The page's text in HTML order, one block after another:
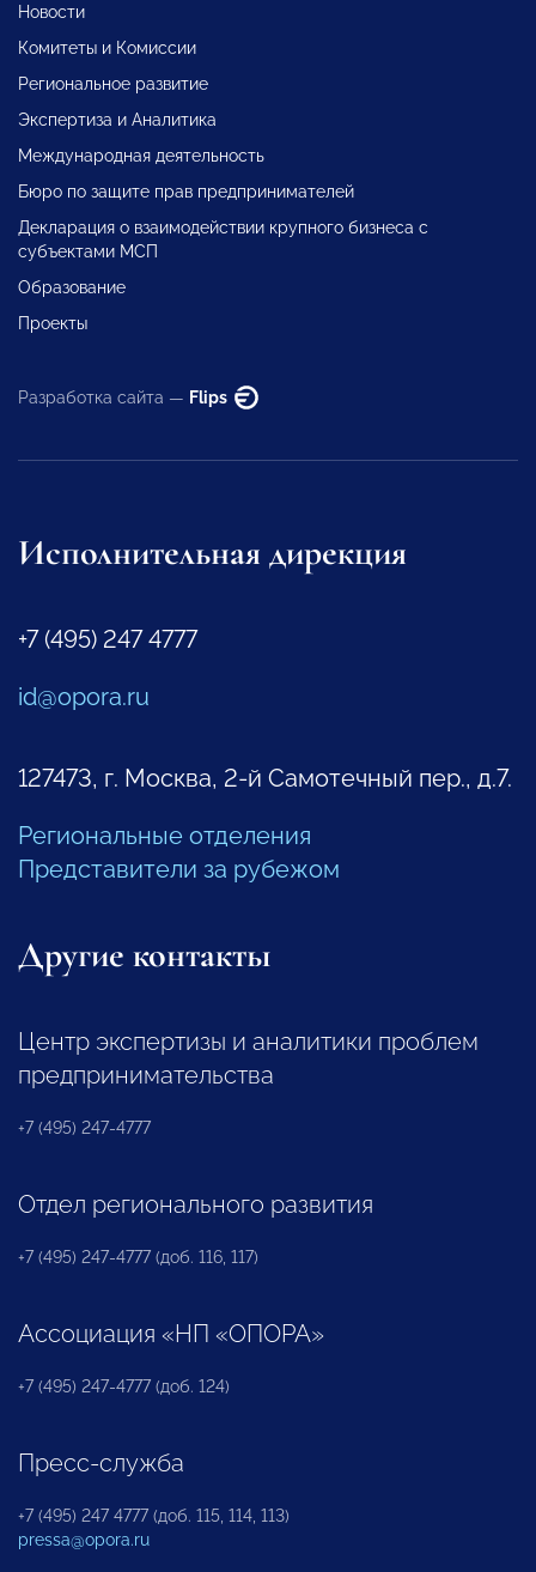
Новости
Комитеты и Комиссии
Региональное развитие
Экспертиза и Аналитика
Международная деятельность
Бюро по защите прав предпринимателей
Декларация о взаимодействии крупного бизнеса с
субъектами МСП
Образование
Проекты
Разработка сайта — Flips
Исполнительная дирекция
+7 (495) 247 4777
id@opora.ru
127473, г. Москва, 2-й Самотечный пер., д.7.
Региональные отделения
Представители за рубежом
Другие контакты
Центр экспертизы и аналитики проблем
предпринимательства
+7 (495) 247-4777
Отдел регионального развития
+7 (495) 247-4777 (доб. 116, 117)
Ассоциация «НП «ОПОРА»
+7 (495) 247-4777 (доб. 124)
Пресс-служба
+7 (495) 247 4777 (доб. 115, 114, 113)
pressa@opora.ru